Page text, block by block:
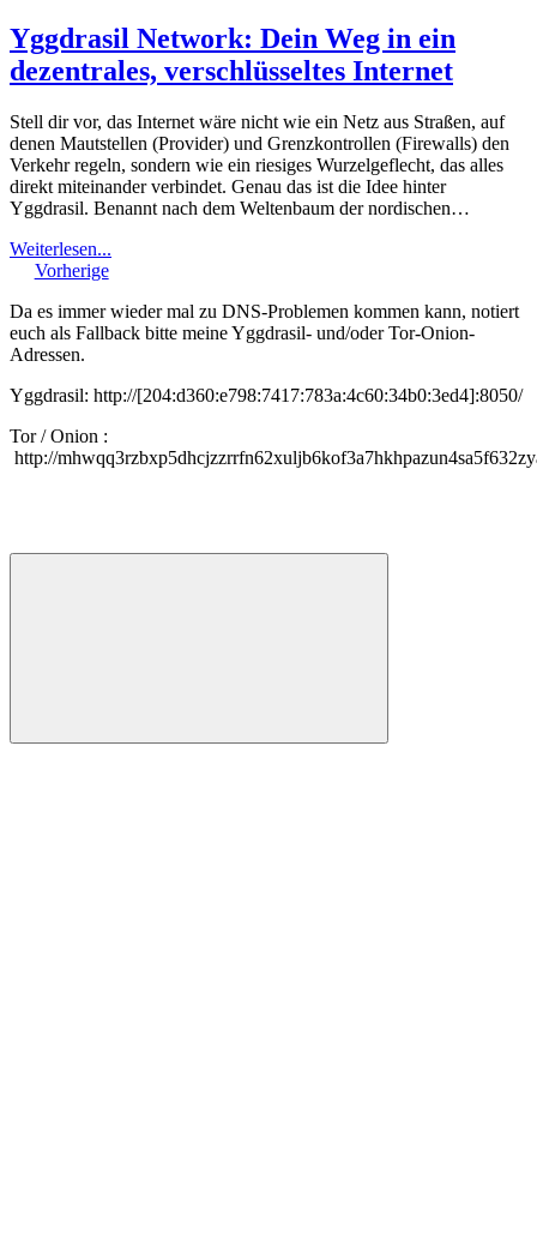
Yggdrasil Network: Dein Weg in ein
dezentrales, verschlüsseltes Internet
Stell dir vor, das Internet wäre nicht wie ein Netz aus Straßen, auf
denen Mautstellen (Provider) und Grenzkontrollen (Firewalls) den
Verkehr regeln, sondern wie ein riesiges Wurzelgeflecht, das alles
direkt miteinander verbindet. Genau das ist die Idee hinter
Yggdrasil. Benannt nach dem Weltenbaum der nordischen…
Weiterlesen...
Vorherige
Da es immer wieder mal zu DNS-Problemen kommen kann, notiert
euch als Fallback bitte meine Yggdrasil- und/oder Tor-Onion-
Adressen.
Yggdrasil: http://[204:d360:e798:7417:783a:4c60:34b0:3ed4]:8050/
Tor / Onion :
http://